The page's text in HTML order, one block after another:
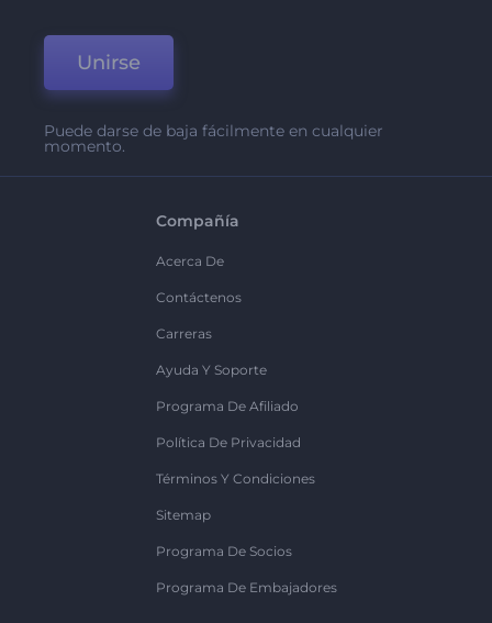
Unirse
Puede darse de baja fácilmente en cualquier
momento.
Compañía
Acerca De
Contáctenos
Carreras
Ayuda Y Soporte
Programa De Afiliado
Política De Privacidad
Términos Y Condiciones
Sitemap
Programa De Socios
Programa De Embajadores